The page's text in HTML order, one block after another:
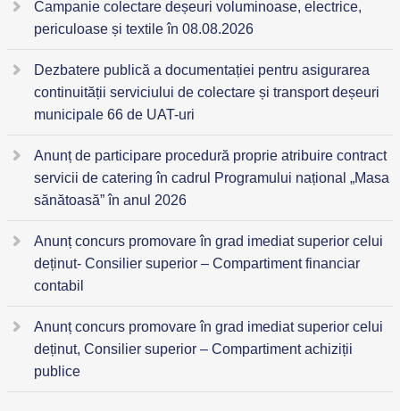
Campanie colectare deșeuri voluminoase, electrice,
periculoase și textile în 08.08.2026
Dezbatere publică a documentației pentru asigurarea
continuității serviciului de colectare și transport deșeuri
municipale 66 de UAT-uri
Anunț de participare procedură proprie atribuire contract
servicii de catering în cadrul Programului național „Masa
sănătoasă” în anul 2026
Anunț concurs promovare în grad imediat superior celui
deținut- Consilier superior – Compartiment financiar
contabil
Anunț concurs promovare în grad imediat superior celui
deținut, Consilier superior – Compartiment achiziții
publice